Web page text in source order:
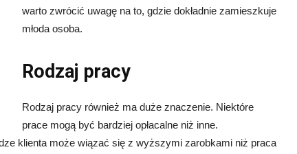
warto zwrócić uwagę na to, gdzie dokładnie zamieszkuje
młoda osoba.
Rodzaj pracy
Rodzaj pracy również ma duże znaczenie. Niektóre
prace mogą być bardziej opłacalne niż inne.
klienta może wiązać się z wyższymi zarobkami niż praca